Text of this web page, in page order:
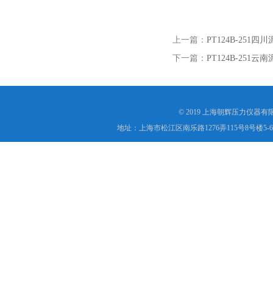
上一篇： PT124B-251四
下一篇： PT124B-251云
© 2019 上海朝辉压力仪器有
地址：上海市松江区南乐路1276弄115号8号楼5-